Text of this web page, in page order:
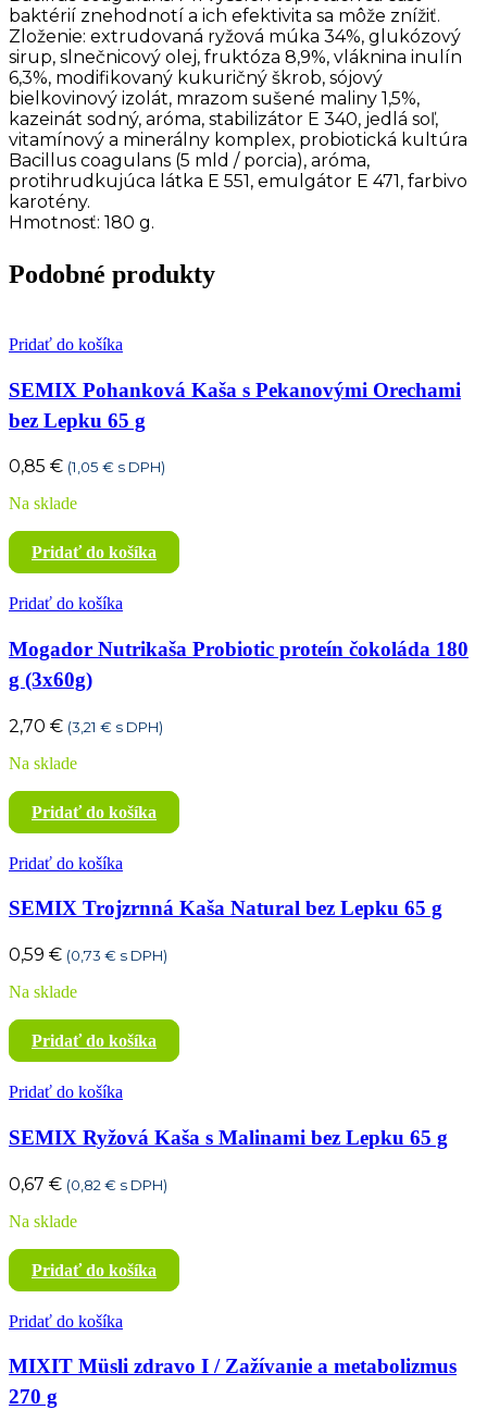
baktérií znehodnotí a ich efektivita sa môže znížiť.
Zloženie: extrudovaná ryžová múka 34%, glukózový
sirup, slnečnicový olej, fruktóza 8,9%, vláknina inulín
6,3%, modifikovaný kukuričný škrob, sójový
bielkovinový izolát, mrazom sušené maliny 1,5%,
kazeinát sodný, aróma, stabilizátor E 340, jedlá soľ,
vitamínový a minerálny komplex, probiotická kultúra
Bacillus coagulans (5 mld / porcia), aróma,
protihrudkujúca látka E 551, emulgátor E 471, farbivo
karotény.
Hmotnosť: 180 g.
Podobné produkty
Pridať do košíka
SEMIX Pohanková Kaša s Pekanovými Orechami
bez Lepku 65 g
0,85 € (1,05 € s DPH)
Na sklade
Pridať do košíka
Pridať do košíka
Mogador Nutrikaša Probiotic proteín čokoláda 180
g (3x60g)
2,70 € (3,21 € s DPH)
Na sklade
Pridať do košíka
Pridať do košíka
SEMIX Trojzrnná Kaša Natural bez Lepku 65 g
0,59 € (0,73 € s DPH)
Na sklade
Pridať do košíka
Pridať do košíka
SEMIX Ryžová Kaša s Malinami bez Lepku 65 g
0,67 € (0,82 € s DPH)
Na sklade
Pridať do košíka
Pridať do košíka
MIXIT Müsli zdravo I / Zažívanie a metabolizmus
270 g